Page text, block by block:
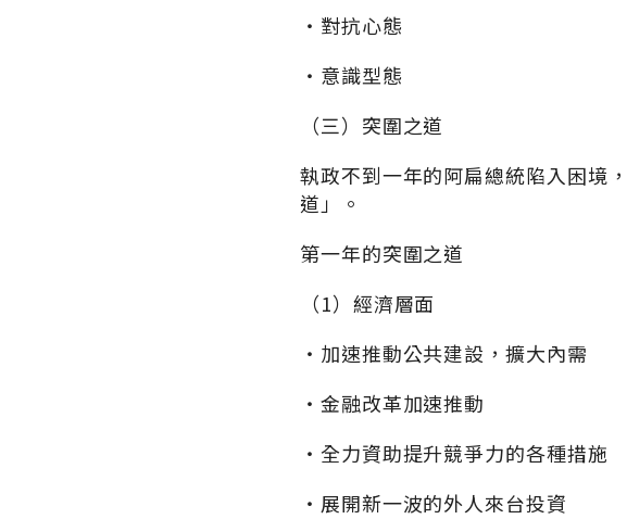
‧對抗心態
‧意識型態
（三）突圍之道
執政不到一年的阿扁總統陷入困境
道」。
第一年的突圍之道
（1）經濟層面
‧加速推動公共建設，擴大內需
‧金融改革加速推動
‧全力資助提升競爭力的各種措施
‧展開新一波的外人來台投資